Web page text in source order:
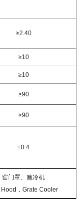
≥2.40
≥10
≥10
≥90
≥90
±0.4
窑门罩、篦冷机
Hood，Grate Cooler